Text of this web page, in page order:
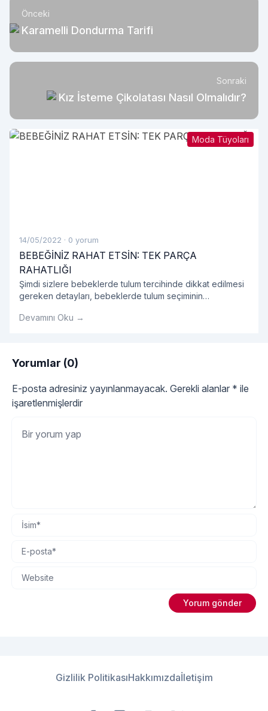
Önceki
Karamelli Dondurma Tarifi
Sonraki
Kız İsteme Çikolatası Nasıl Olmalıdır?
Moda Tüyoları
14/05/2022 · 0 yorum
BEBEĞİNİZ RAHAT ETSİN: TEK PARÇA
RAHATLIĞI
Şimdi sizlere bebeklerde tulum tercihinde dikkat edilmesi
gereken detayları, bebeklerde tulum seçiminin
tüm detayları sırasıyla açıklayalım.
Devamını Oku →
Yorumlar (0)
E-posta adresiniz yayınlanmayacak. Gerekli alanlar * ile
işaretlenmişlerdir
Gizlilik PolitikasıHakkımızdaİletişim